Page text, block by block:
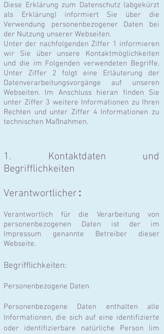
Diese Erklärung zum Datenschutz (abgekürzt
als Erklärung) informiert Sie über die
Verwendung personenbezogener Daten bei
der Nutzung unserer Webseiten.
Unter der nachfolgenden Ziffer 1 informieren
wir Sie über unsere Kontaktmöglichkeiten
und die im Folgenden verwendeten Begriffe.
Unter Ziffer 2 folgt eine Erläuterung der
Datenverarbeitungsvorgänge auf unseren
Webseiten. Im Anschluss hieran finden Sie
unter Ziffer 3 weitere Informationen zu Ihren
Rechten und unter Ziffer 4 Informationen zu
technischen Maßnahmen.
1. Kontaktdaten und
Begrifflichkeiten
Verantwortlicher:
Verantwortlich für die Verarbeitung von
personenbezogenen Daten ist der im
Impressum genannte Betreiber dieser
Webseite.
Begrifflichkeiten:
Personenbezogene Daten
Personenbezogene Daten enthalten alle
Informationen, die sich auf eine identifizierte
oder identifizierbare natürliche Person (im